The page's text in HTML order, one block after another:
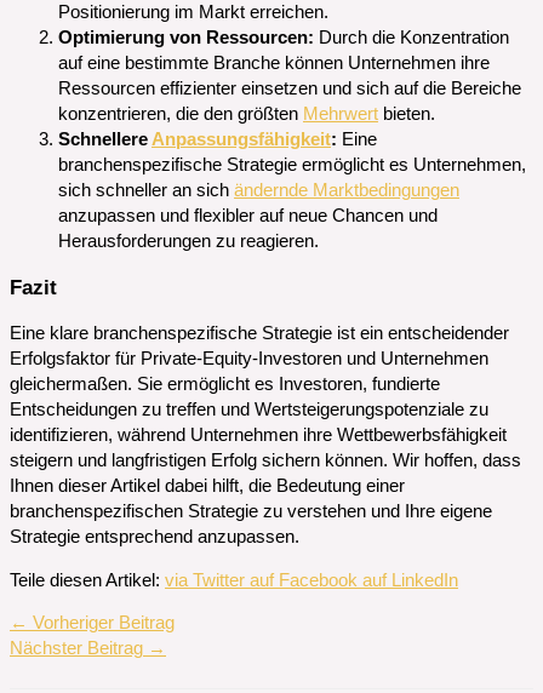
Positionierung im Markt erreichen.
Optimierung von Ressourcen: Durch die Konzentration
auf eine bestimmte Branche können Unternehmen ihre
Ressourcen effizienter einsetzen und sich auf die Bereiche
konzentrieren, die den größten Mehrwert bieten.
Schnellere Anpassungsfähigkeit: Eine
branchenspezifische Strategie ermöglicht es Unternehmen,
sich schneller an sich ändernde Marktbedingungen
anzupassen und flexibler auf neue Chancen und
Herausforderungen zu reagieren.
Fazit
Eine klare branchenspezifische Strategie ist ein entscheidender
Erfolgsfaktor für Private-Equity-Investoren und Unternehmen
gleichermaßen. Sie ermöglicht es Investoren, fundierte
Entscheidungen zu treffen und Wertsteigerungspotenziale zu
identifizieren, während Unternehmen ihre Wettbewerbsfähigkeit
steigern und langfristigen Erfolg sichern können. Wir hoffen, dass
Ihnen dieser Artikel dabei hilft, die Bedeutung einer
branchenspezifischen Strategie zu verstehen und Ihre eigene
Strategie entsprechend anzupassen.
Teile diesen Artikel: via Twitter auf Facebook auf LinkedIn
← Vorheriger Beitrag
Nächster Beitrag →